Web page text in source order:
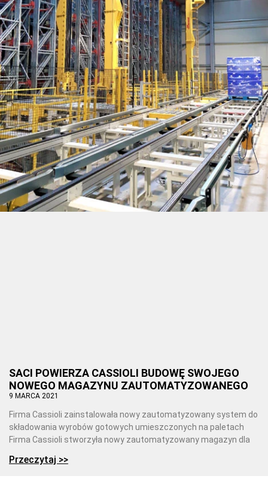
SACI POWIERZA CASSIOLI BUDOWĘ SWOJEGO
NOWEGO MAGAZYNU ZAUTOMATYZOWANEGO
9 MARCA 2021
Firma Cassioli zainstalowała nowy zautomatyzowany system do
składowania wyrobów gotowych umieszczonych na paletach
Firma Cassioli stworzyła nowy zautomatyzowany magazyn dla
Przeczytaj >>